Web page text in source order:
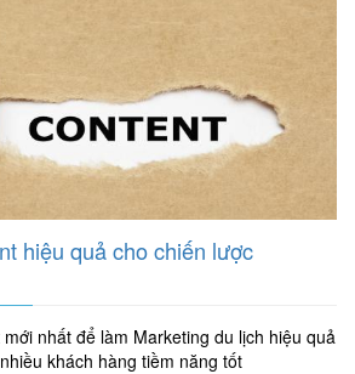
hiệu quả cho chiến lược
nhất để làm Marketing du lịch hiệu quả
khách hàng tiềm năng tốt